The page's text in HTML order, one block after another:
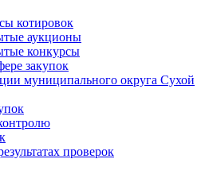
котировок
аукционы
конкурсы
закупок
муниципального округа Сухой
проверок